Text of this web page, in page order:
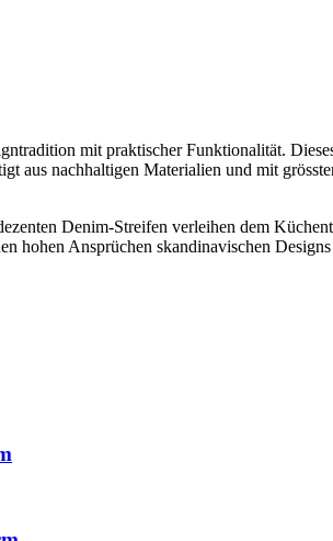
mit praktischer Funktionalität.
aus nachhaltigen Materialien und mit
Denim-Streifen verleihen dem
hohen Ansprüchen skandinavischen